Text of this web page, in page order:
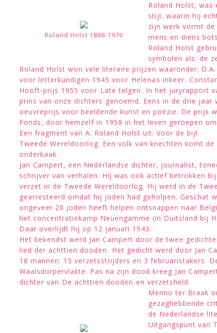
Roland Holst 1888-1976
Roland Holst, was
stijl, waarin hij
zijn werk vormt
mens en diens
Roland Holst
symbolen als: de
Roland Holst won vele literaire prijzen waaronder:
voor letterkundigen 1945 voor Helenas inkeer.
Hooft-prijs 1955 voor Late telgen. In het juryrapport
prins van onze dichters genoemd. Eens in de drie
oeuvreprijs voor beeldende kunst en poëzie. De prijs
Fonds, door hemzelf in 1958 in het leven geroepen
Een fragment van A. Roland Holst uit: Voor de bijl.
Tweede Wereldoorlog. Een volk van knechten komt
onderkaak.
Jan Campert, een Nederlandse dichter, journalist,
schrijver van verhalen. Hij was ook actief betrokken
verzet in de Tweede Wereldoorlog. Hij werd in de
gearresteerd omdat hij joden had geholpen. Geschat
ongeveer 20 joden heeft helpen ontsnappen naar
het concentratiekamp Neuengamme (in Duitsland bij
Daar overlijdt hij op 12 januari 1943.
Het bekendst werd Jan Campert door de twee
lied der achttien dooden. Het gedicht werd door Jan
18 mannen: 15 verzetsstrijders en 3 februaristakers.
Waalsdorpervlakte. Pas na zijn dood kreeg Jan
dichter van De achttien dooden en verzetsheld.
Menno ter Braak
gezaghebbende
de Nederlandse
Uitgangspunt van